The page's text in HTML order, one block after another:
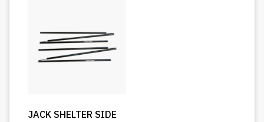
JACK SHELTER SIDE